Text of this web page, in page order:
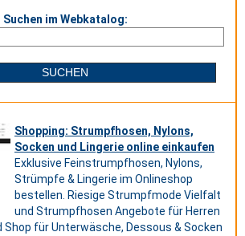
Suchen im Webkatalog:
Shopping: Strumpfhosen, Nylons,
Socken und Lingerie online einkaufen
Exklusive Feinstrumpfhosen, Nylons,
Strümpfe & Lingerie im Onlineshop
bestellen. Riesige Strumpfmode Vielfalt
und Strumpfhosen Angebote für Herren
Shop für Unterwäsche, Dessous & Socken